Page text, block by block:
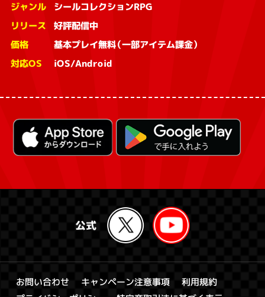
ジャンル シールコレクションRPG
リリース 好評配信中
価格 基本プレイ無料（一部アイテム課金）
対応OS iOS/Android
お問い合わせ キャンペーン注意事項 利用規約